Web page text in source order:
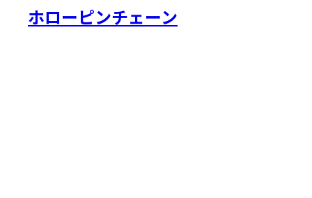
ホローピンチェーン